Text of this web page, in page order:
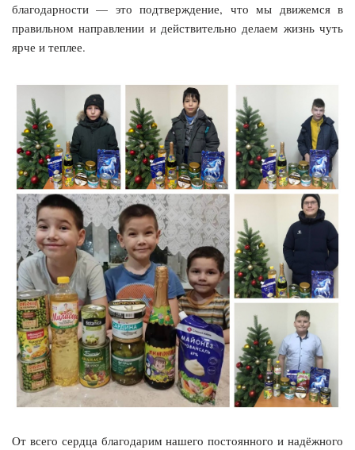
благодарности — это подтверждение, что мы движемся в
правильном направлении и действительно делаем жизнь чуть
ярче и теплее.
От всего сердца благодарим нашего постоянного и надёжного